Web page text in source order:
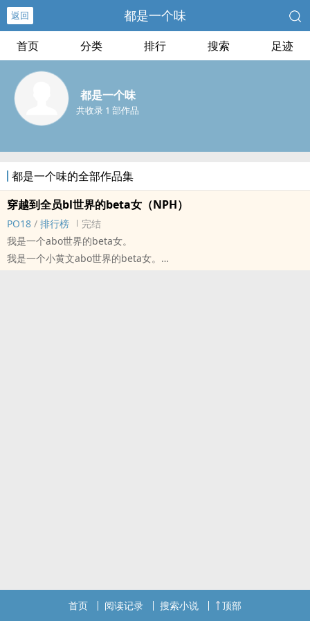
返回 都是一个味
首页 分类 排行 搜索 足迹
都是一个味
共收录 1 部作品
都是一个味的全部作品集
穿越到全员bl世界的beta女（NPH）
‍‌‎P‎O‌‍‍1‌‎8‎ / 排行榜
完结
我是一个abo世界的beta女。
我是一个小黄文abo世界的beta女。
首页 阅读记录 搜索小说 顶部